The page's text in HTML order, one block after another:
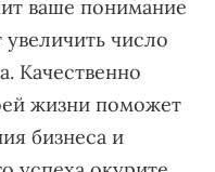
ваше понимание
число
Качественно
жизни поможет
бизнеса и